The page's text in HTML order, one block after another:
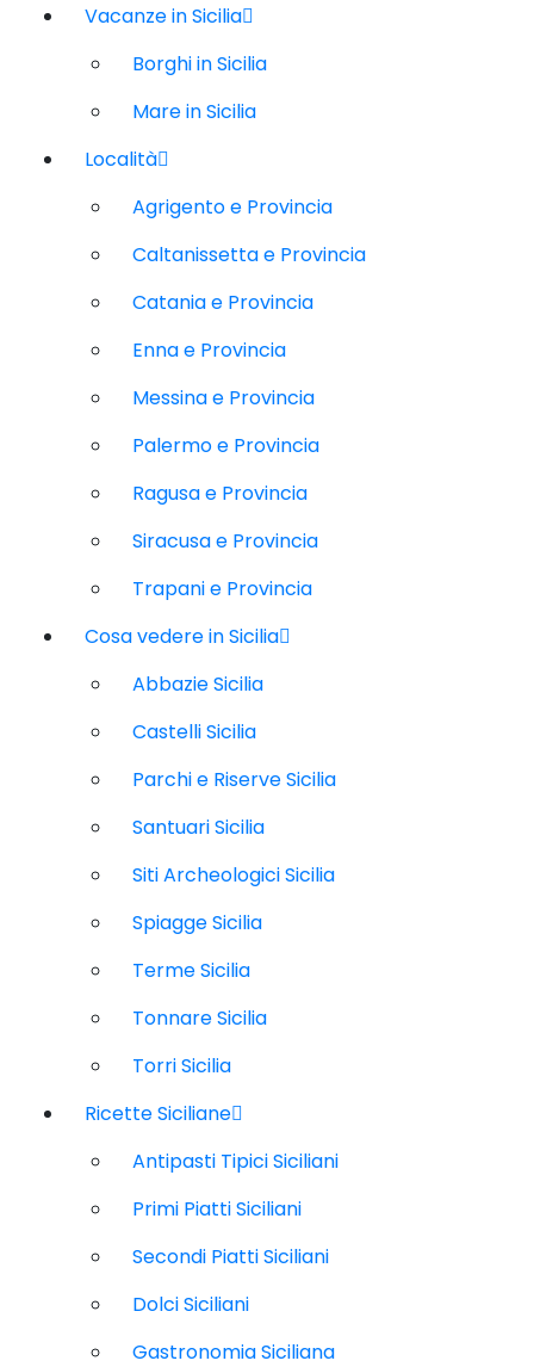
Vacanze in Sicilia
Borghi in Sicilia
Mare in Sicilia
Località
Agrigento e Provincia
Caltanissetta e Provincia
Catania e Provincia
Enna e Provincia
Messina e Provincia
Palermo e Provincia
Ragusa e Provincia
Siracusa e Provincia
Trapani e Provincia
Cosa vedere in Sicilia
Abbazie Sicilia
Castelli Sicilia
Parchi e Riserve Sicilia
Santuari Sicilia
Siti Archeologici Sicilia
Spiagge Sicilia
Terme Sicilia
Tonnare Sicilia
Torri Sicilia
Ricette Siciliane
Antipasti Tipici Siciliani
Primi Piatti Siciliani
Secondi Piatti Siciliani
Dolci Siciliani
Gastronomia Siciliana